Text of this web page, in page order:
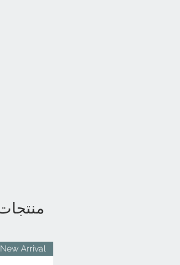
New Arrival